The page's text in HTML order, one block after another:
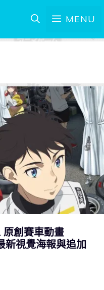
MENU
創賽車動畫
新視覺海報與追加